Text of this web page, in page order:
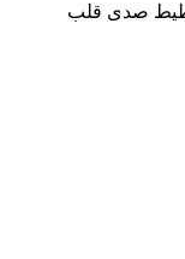
صدى قلب